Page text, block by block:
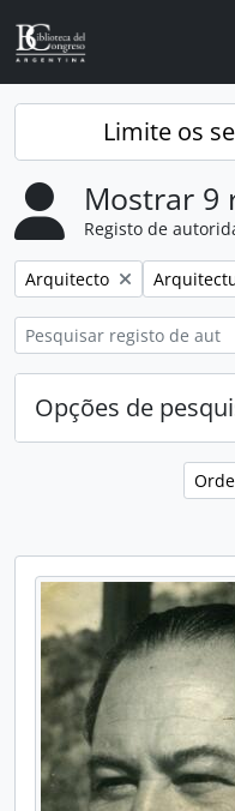
Skip to main content
Limite os
Mostrar 9
Registo de
Remover filtro:
Arquitecto Remover
Opções de